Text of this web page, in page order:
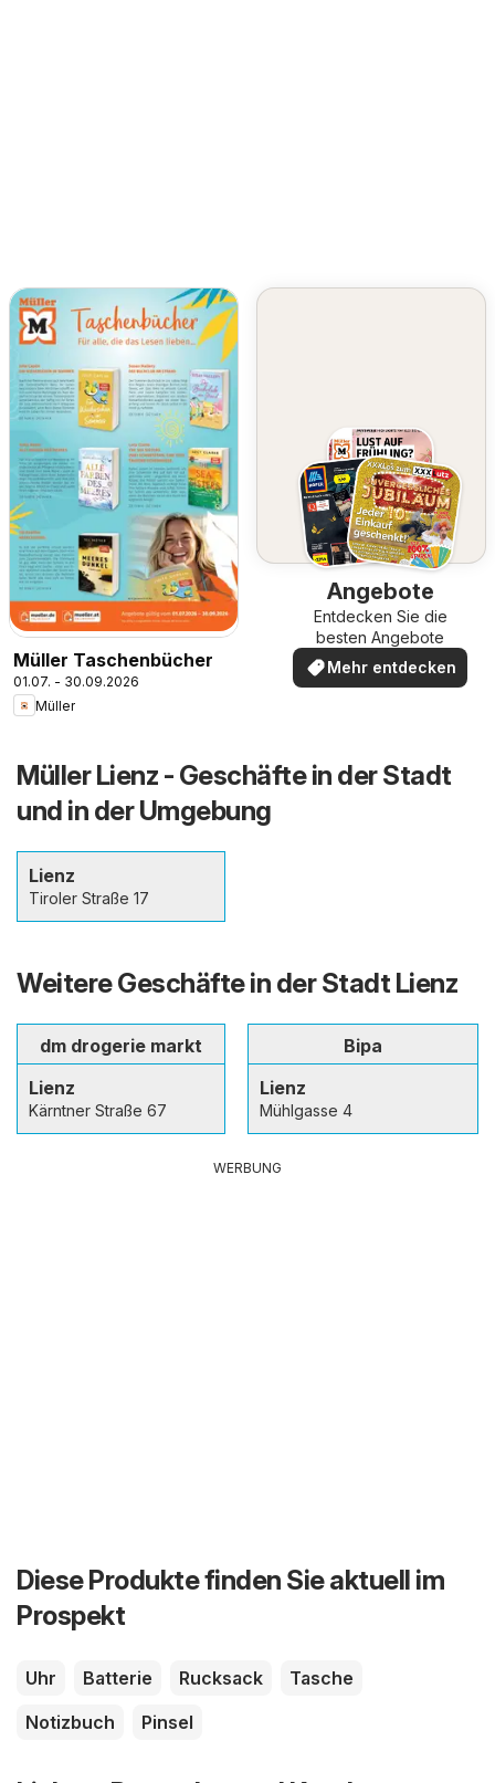
Müller Taschenbücher
01.07. - 30.09.2026
Müller
Angebote
Entdecken Sie die
besten Angebote
Mehr entdecken
Müller Lienz - Geschäfte in der Stadt
und in der Umgebung
Lienz
Tiroler Straße 17
Weitere Geschäfte in der Stadt Lienz
dm drogerie markt
Lienz
Kärntner Straße 67
Bipa
Lienz
Mühlgasse 4
WERBUNG
Diese Produkte finden Sie aktuell im
Prospekt
Uhr Batterie Rucksack
Tasche
Notizbuch
Pinsel